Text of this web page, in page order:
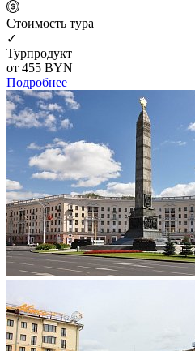
Cтоимость тура
✓
Турпродукт
от 455 BYN
Подробнее